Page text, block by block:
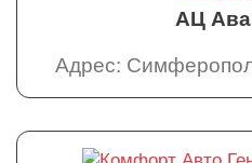
АЦ
Адрес: